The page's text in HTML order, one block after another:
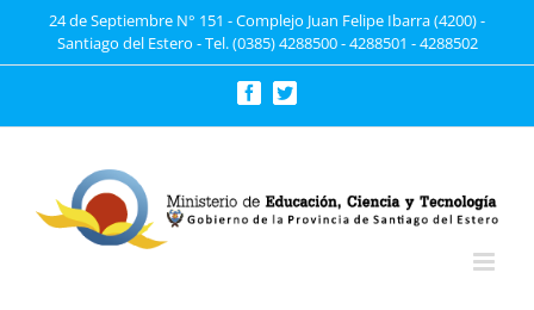
24 de Septiembre N° 151 - Complejo Juan Felipe Ibarra (4200) -
Santiago del Estero - Tel. (0385) 4288500 - 4288501 - 4288502
FacebookTwitter